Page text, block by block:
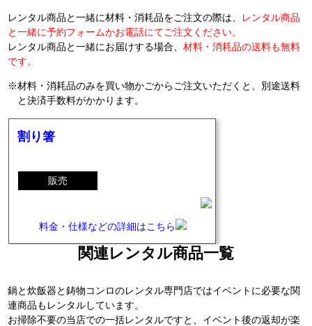
レンタル商品と一緒に材料・消耗品をご注文の際は、
レンタル商品
と一緒に予約フォームかお電話にてご注文ください。
レンタル商品と一緒にお届けする場合、材料・消耗品の送料も無料
です。
材料・消耗品のみを買い物かごからご注文いただくと、別途送料
と決済手数料がかかります。
割り箸
販売
料金・仕様などの詳細はこちら
関連レンタル商品一覧
鍋と炊飯器と鋳物コンロのレンタル専門店ではイベントに必要な関
連商品もレンタルしています。
お掃除不要の当店での一括レンタルですと、イベント後の返却が楽